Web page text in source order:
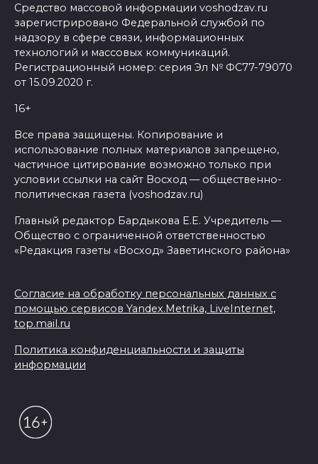
Средство массовой информации voshodzav.ru
зарегистрировано Федеральной службой по
надзору в сфере связи, информационных
технологий и массовых коммуникаций.
Регистрационный номер: серия Эл № ФС77-79070
от 15.09.2020 г.
16+
Все права защищены. Копирование и
использование полных материалов запрещено,
частичное цитирование возможно только при
условии ссылки на сайт Восход — общественно-
политическая газета (voshodzav.ru)
Главный редактор Бардыкова Е.Е. Учредитель —
Общество с ограниченной ответственностью
«Редакция газеты «Восход» Заветинского района»
Согласие на обработку персональных данных с
помощью сервисов Yandex.Metrika, LiveInternet,
top.mail.ru
Политика конфиденциальности и защиты
информации